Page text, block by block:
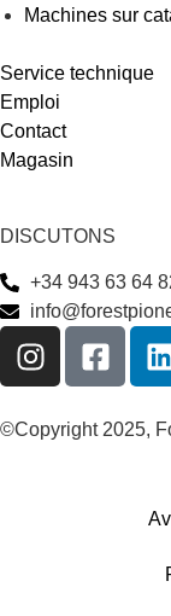
Machines sur
Service technique
Emploi
Contact
Magasin
DISCUTONS
+34 943 63 64
©Copyright 2025,